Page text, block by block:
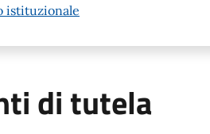
istituzionale
di tutela